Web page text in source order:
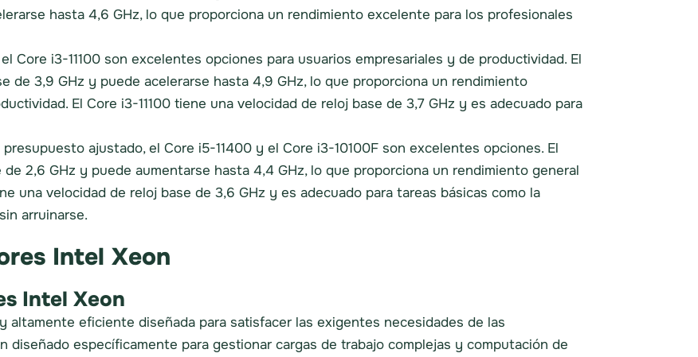
hasta 4,6 GHz, lo que proporciona un rendimiento excelente para los profesionales
Core i3-11100 son excelentes opciones para usuarios empresariales y de productividad. El
de 3,9 GHz y puede acelerarse hasta 4,9 GHz, lo que proporciona un rendimiento
El Core i3-11100 tiene una velocidad de reloj base de 3,7 GHz y es adecuado para
ajustado, el Core i5-11400 y el Core i3-10100F son excelentes opciones. El
2,6 GHz y puede aumentarse hasta 4,4 GHz, lo que proporciona un rendimiento general
una velocidad de reloj base de 3,6 GHz y es adecuado para tareas básicas como la
arruinarse.
Intel Xeon
Intel Xeon
eficiente diseñada para satisfacer las exigentes necesidades de las
diseñado específicamente para gestionar cargas de trabajo complejas y computación de